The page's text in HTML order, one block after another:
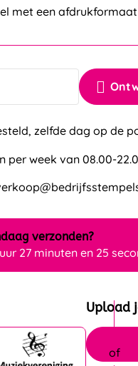
met een afdrukformaat
zelfde dag op de
per week van 08.00-
verzonden?
27 minuten en 24
Upload